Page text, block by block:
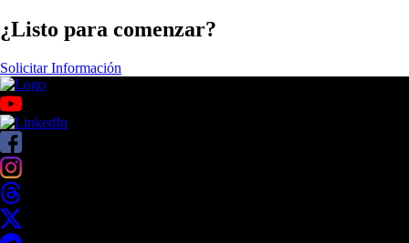
¿Listo para comenzar?
Solicitar Información